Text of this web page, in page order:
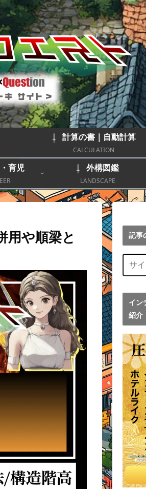
計算の書｜自動計算
CALCULATION
育児
外構図鑑
LANDSCAPE
用や順梁と
記事
イン
紹介